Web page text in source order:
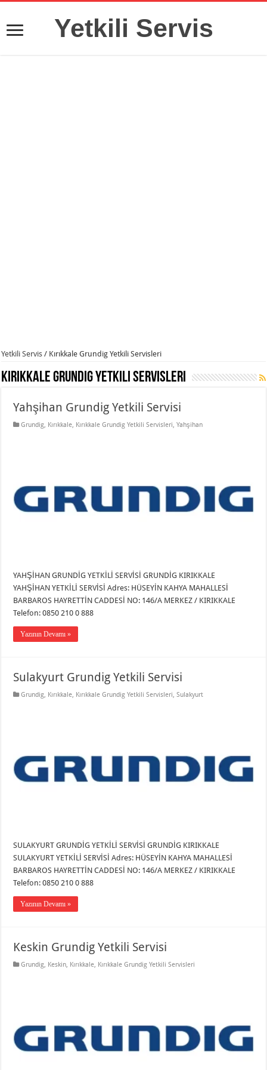
Yetkili Servis
Yetkili Servis / Kırıkkale Grundig Yetkili Servisleri
Kırıkkale Grundig Yetkili Servisleri
Yahşihan Grundig Yetkili Servisi
Grundig, Kırıkkale, Kırıkkale Grundig Yetkili Servisleri,Yahşihan
YAHŞİHAN GRUNDİG YETKİLİ SERVİSİ GRUNDİG KIRIKKALE
YAHŞİHAN YETKİLİ SERVİSİ Adres: HÜSEYİN KAHYA MAHALLESİ
BARBAROS HAYRETTİN CADDESİ NO: 146/A MERKEZ / KIRIKKALE
Telefon: 0850 210 0 888
Yazının Devamı »
Sulakyurt Grundig Yetkili Servisi
Grundig, Kırıkkale, Kırıkkale Grundig Yetkili Servisleri,Sulakyurt
SULAKYURT GRUNDİG YETKİLİ SERVİSİ GRUNDİG KIRIKKALE
SULAKYURT YETKİLİ SERVİSİ Adres: HÜSEYİN KAHYA MAHALLESİ
BARBAROS HAYRETTİN CADDESİ NO: 146/A MERKEZ / KIRIKKALE
Telefon: 0850 210 0 888
Yazının Devamı »
Keskin Grundig Yetkili Servisi
Grundig Keskin Kırıkkale Kırıkkale Grundig Yetkili Servisleri